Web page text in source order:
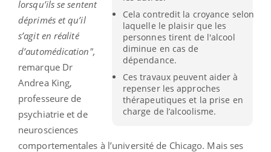
Cela contredit la croyance selon
laquelle le plaisir que les
personnes tirent de l'alcool
diminue en cas de
dépendance.
Ces travaux peuvent aider à
repenser les approches
thérapeutiques et la prise en
charge de l’alcoolisme.
lorsqu’ils se sentent
déprimés et qu’il
s’agit en réalité
d’automédication",
remarque Dr
Andrea King,
professeure de
psychiatrie et de
neurosciences
comportementales à l’université de Chicago. Mais ses